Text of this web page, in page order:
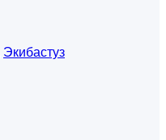
Экибастуз